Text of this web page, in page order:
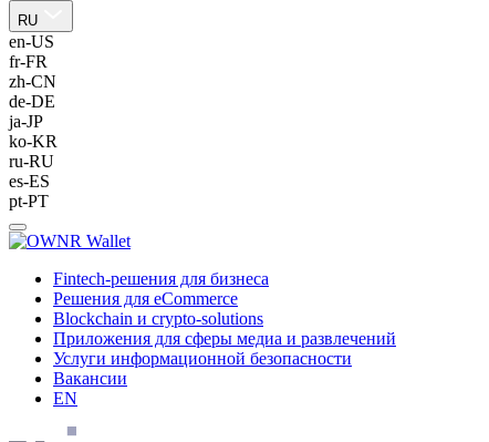
RU
en-US
fr-FR
zh-CN
de-DE
ja-JP
ko-KR
ru-RU
es-ES
pt-PT
Fintech-решения для бизнеса
Решения для eCommerce
Blockchain и crypto-solutions
Приложения для сферы медиа и развлечений
Услуги информационной безопасности
Вакансии
EN